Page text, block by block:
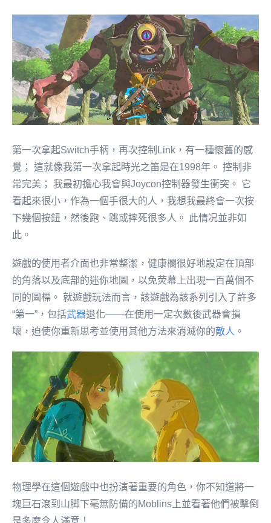
第一次拿起Switch手柄，再次控制Link，有一種懷舊的感
覺； 這就像我第一次拿起時光之笛是在1998年。 控制非
常完美； 我最初擔心我會與Joycon控制器發生衝突。 它
看起來很小，作為一個手很大的人，我想我最終會一次按
下幾個按鈕，然後跑、跳或摔死很多人。 此情况並非如
此。
遊戲的使用者介面也非常整潔，健康欄很好地設定在頂部
的角落以及底部的迷你地圖，以免荧幕上出現一百萬個不
同的圖標。 就遊戲玩法而言，該遊戲為該系列引入了許多
“第一”，包括武器退化——在使用一定次數後武器會損
壞，迫使你重新思考並使用其他方法來消滅你的敵人 。
物理學在這個遊戲中也扮演著重要的角色，你不知道將一
塊巨石滾到山脚下毫無防備的Moblins上並看著他們被擊倒